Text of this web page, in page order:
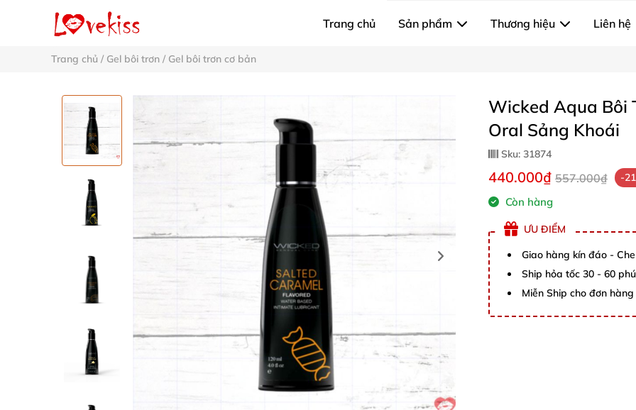
Trang chủ Sản phẩm Thương hiệu Liên hệ
Trang chủ / Gel bôi trơn / Gel bôi trơn cơ bản
Wicked Aqua Bôi
Oral Sảng Khoái
Sku: 31874
440.000₫ 557.000₫ -
Còn hàng
ƯU ĐIỂM
Giao hàng kín đáo -
Ship hỏa tốc 30 - 60
Miễn Ship cho đơn